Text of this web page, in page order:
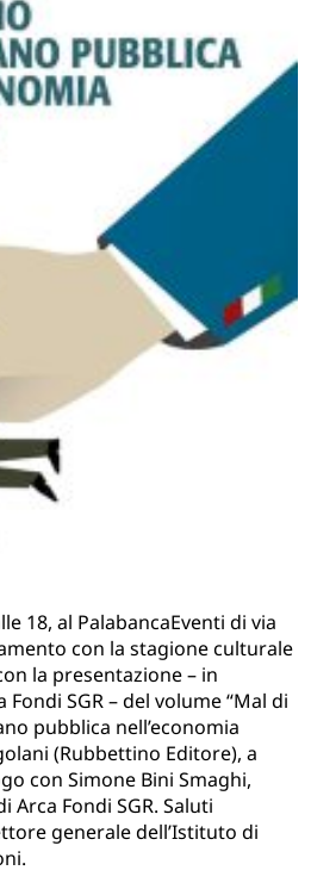
18, al PalabancaEventi di via
con la stagione culturale
la presentazione – in
SGR – del volume “Mal di
pubblica nell’economia
(Rubbettino Editore), a
con Simone Bini Smaghi,
Arca Fondi SGR. Saluti
generale dell’Istituto di